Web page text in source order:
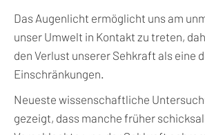
Das Augenlicht ermöglicht uns am
unser Umwelt in Kontakt zu treten,
den Verlust unserer Sehkraft als eine
Einschränkungen.
Neueste wissenschaftliche
gezeigt, dass manche früher